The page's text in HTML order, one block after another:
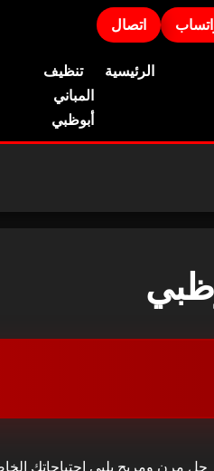
اتصال
الرئيسية
تنظيف
المباني
أبوظبي
حل مرن ومريح يلبي احتياجاتك